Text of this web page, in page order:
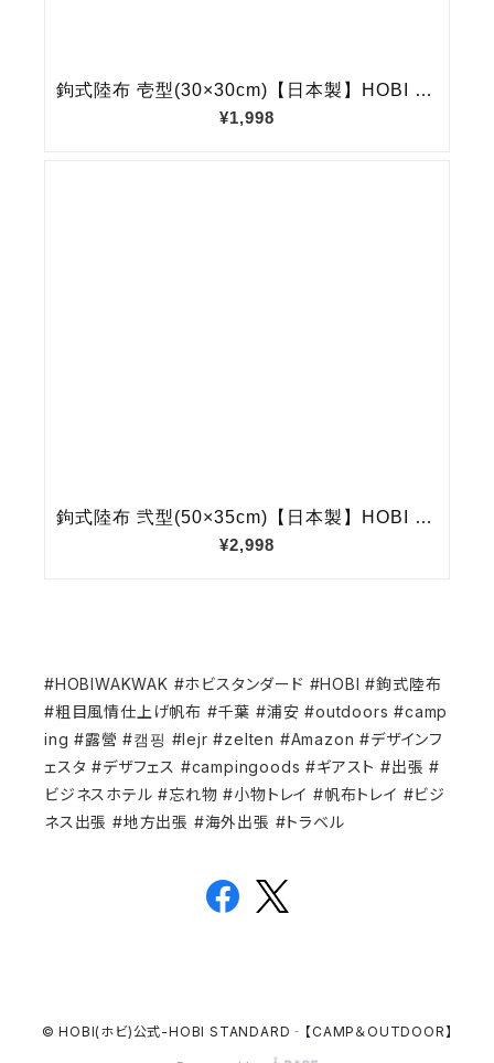
#HOBIWAKWAK #ホビスタンダード #HOBI #鉤式陸布
#粗目風情仕上げ帆布 #千葉 #浦安 #outdoors #camp
ing #露營 #캠핑 #lejr #zelten #Amazon #デザインフ
ェスタ #デザフェス #campingoods #ギアスト #出張 #
ビジネスホテル #忘れ物 #小物トレイ #帆布トレイ #ビジ
ネス出張 #地方出張 #海外出張 #トラベル
© HOBI(ホビ)公式-HOBI STANDARD‐【CAMP＆OUTDOOR】